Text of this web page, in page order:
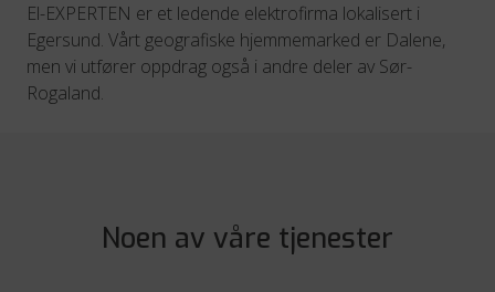
El-EXPERTEN er et ledende elektrofirma lokalisert i
Egersund. Vårt geografiske hjemmemarked er Dalene,
men vi utfører oppdrag også i andre deler av Sør-
Rogaland.
Noen av våre tjenester